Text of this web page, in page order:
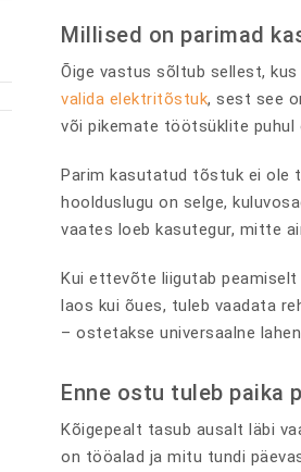
Millised on parimad
Õige vastus sõltub sellest,
valida elektritõstuk, sest see
või pikemate töötsüklite puhul
Parim kasutatud tõstuk ei ole
hoolduslugu on selge,
vaates loeb kasutegur, mitte
Kui ettevõte liigutab
laos kui õues, tuleb vaadata
– ostetakse universaalne
Enne ostu tuleb paika
Kõigepealt tasub ausalt läbi
on tööalad ja mitu tundi